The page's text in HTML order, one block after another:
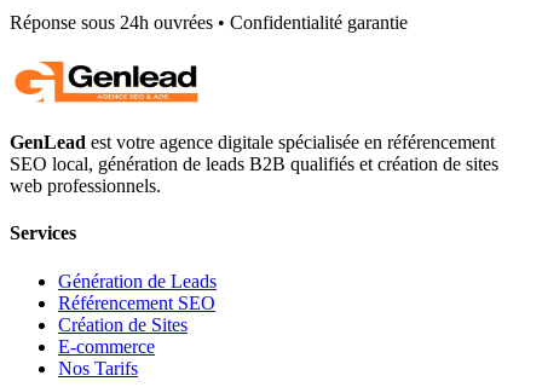
Réponse sous 24h ouvrées • Confidentialité garantie
GenLead est votre agence digitale spécialisée en référencement
SEO local, génération de leads B2B qualifiés et création de sites
web professionnels.
Services
Génération de Leads
Référencement SEO
Création de Sites
E-commerce
Nos Tarifs